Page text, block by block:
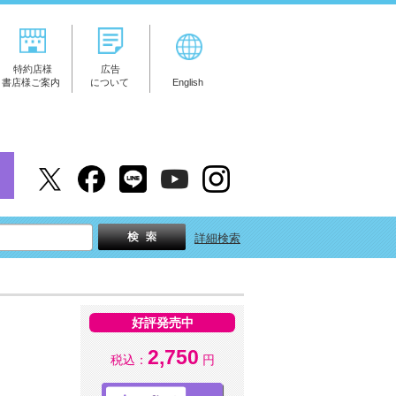
特約店様
書店様ご案内
広告
について
English
詳細検索
好評発売中
税込： 2,750 円